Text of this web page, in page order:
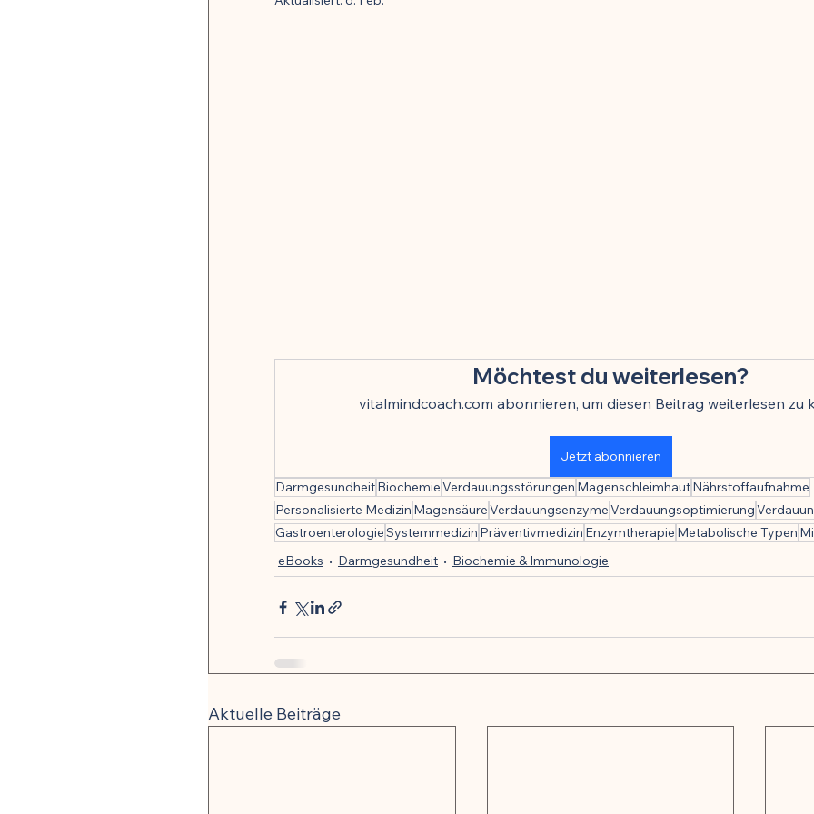
🍽️ Rezepte für Darmheilung 🍽️ Rezepte für Energie & Leistung 🍽️ Rezepte für
Möchtest du weiterlesen?
vitalmindcoach.com abonnieren, um diesen Beitrag weiterlesen zu
Jetzt abonnieren
DarmgesundheitBiochemieVerdauungsstörungen MagenschleimhautNährstoffaufnahme
Personalisierte Medizin MagensäureVerdauungsenzymeVerdauungsoptimierung
GastroenterologieSystemmedizin Präventivmedizin Enzymtherapie Metabolische Typen
eBooks
Darmgesundheit Biochemie & Immunologie
Aktuelle Beiträge